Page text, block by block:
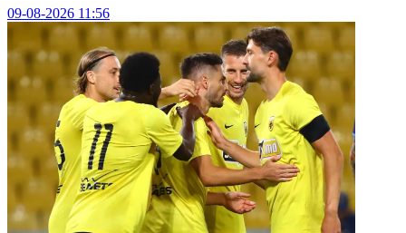
09-08-2026 11:56